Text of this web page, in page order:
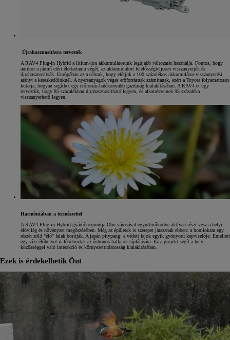
Újrahasznosításra tervezték
A RAV4 Plug-in Hybrid a lítium-ion akkumulátorunk legújabb változatát használja. Fontos, hogy
amikor a jármű eléri élettartama végét, az akkumulátort felelősségteljesen visszanyerjék és
újrahasznosítsák. Európában az a célunk, hogy elérjük a 100 százalékos akkumulátor-visszanyerési
arányt a kereskedőinknél. A nyersanyagok véges erőforrásnak számítanak, ezért a Toyota folyamatosan
kutatja, hogyan segíthet egy erőforrás-hatékonyabb gazdaság kialakításában. A RAV4-et úgy
terveztük, hogy 85 százalékban újrahasznosítható legyen, és alkatrészeinek 95 százaléka
visszanyerhető legyen.
Harmóniában a természettel
A RAV4 Plug-in Hybrid gyártóközpontja Obu városával együttműködve aktívan részt vesz a helyi
élővilág és növényzet megőrzésében. Még az épületek is szerepet játszanak ebben: a homlokzat egy
részét zöld "élő" falak borítják. A japán pitypang: a védett fajok egyik gyönyörű képviselője. Emellett
egy vízi élőhelyet is létrehoztak az őshonos halfajok táplálására. Ez a projekt segít a helyi
közösséggel való interakció és környezettudatosság kialakításában.
Ezek is érdekelhetik Önt